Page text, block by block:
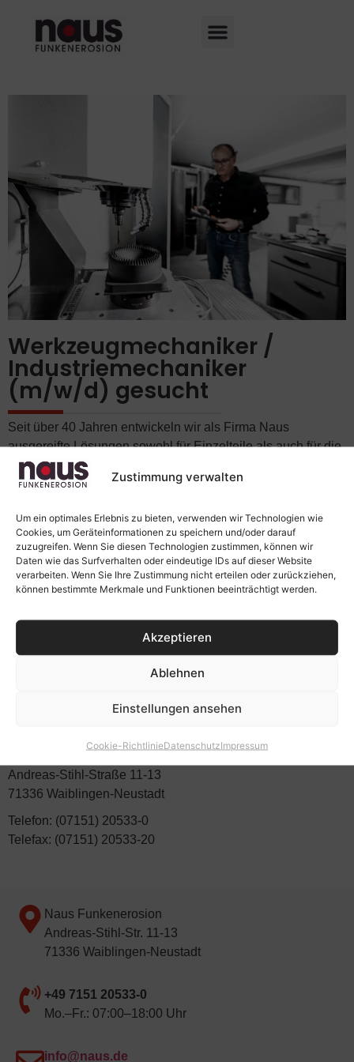
Zustimmung verwalten
Um ein optimales Erlebnis zu bieten, verwenden wir Technologien wie
Cookies, um Geräteinformationen zu speichern und/oder darauf
zuzugreifen. Wenn Sie diesen Technologien zustimmen, können wir
Daten wie das Surfverhalten oder eindeutige IDs auf dieser Website
verarbeiten. Wenn Sie Ihre Zustimmung nicht erteilen oder zurückziehen,
können bestimmte Merkmale und Funktionen beeinträchtigt werden.
Akzeptieren
Ablehnen
Einstellungen ansehen
Cookie-RichtlinieDatenschutzImpressum
Werkzeugmechaniker /
Industriemechaniker
(m/w/d) gesucht
Seit über 40 Jahren entwickeln wir als Firma Naus
ausgereifte Lösungen sowohl für Einzelteile als auch für die
Serienfertigung. Unser Name steht für Kompetenz im
Hinblick auf Funkenerosion und darüber hinaus auch für
Elektroerosion.
Wir suchen schnellstmöglich einen versierten und
erfahrenen:
INDUSTRIEMECHANIKER (M/W/D)
Senden Sie bitte Ihre vollständigen Bewerbungsunterlagen
Andreas-Stihl-Straße 11-13
71336 Waiblingen-Neustadt
Telefon: (07151) 20533-0
Telefax: (07151) 20533-20
Naus Funkenerosion
Andreas-Stihl-Str. 11-13
71336 Waiblingen-Neustadt
+49 7151 20533-0
Mo.–Fr.: 07:00–18:00 Uhr
info@naus.de